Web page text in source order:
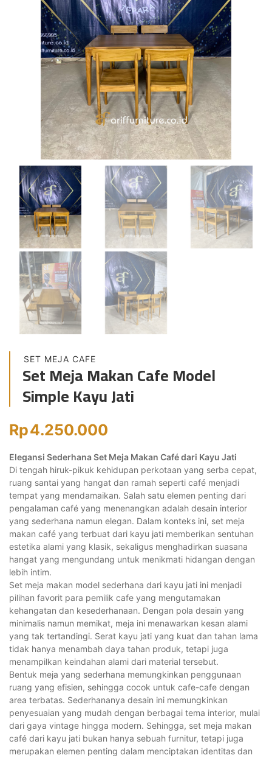
SET MEJA CAFE
Set Meja Makan Cafe Model
Simple Kayu Jati
Rp4.250.000
Elegansi Sederhana Set Meja Makan Café dari Kayu Jati
Di tengah hiruk-pikuk kehidupan perkotaan yang serba cepat,
ruang santai yang hangat dan ramah seperti café menjadi
tempat yang mendamaikan. Salah satu elemen penting dari
pengalaman café yang menenangkan adalah desain interior
yang sederhana namun elegan. Dalam konteks ini, set meja
makan café yang terbuat dari kayu jati memberikan sentuhan
estetika alami yang klasik, sekaligus menghadirkan suasana
hangat yang mengundang untuk menikmati hidangan dengan
lebih intim.
Set meja makan model sederhana dari kayu jati ini menjadi
pilihan favorit para pemilik cafe yang mengutamakan
kehangatan dan kesederhanaan. Dengan pola desain yang
minimalis namun memikat, meja ini menawarkan kesan alami
yang tak tertandingi. Serat kayu jati yang kuat dan tahan lama
tidak hanya menambah daya tahan produk, tetapi juga
menampilkan keindahan alami dari material tersebut.
Bentuk meja yang sederhana memungkinkan penggunaan
ruang yang efisien, sehingga cocok untuk cafe-cafe dengan
area terbatas. Sederhananya desain ini memungkinkan
penyesuaian yang mudah dengan berbagai tema interior, mulai
dari gaya vintage hingga modern. Sehingga, set meja makan
café dari kayu jati bukan hanya sebuah furnitur, tetapi juga
merupakan elemen penting dalam menciptakan identitas dan